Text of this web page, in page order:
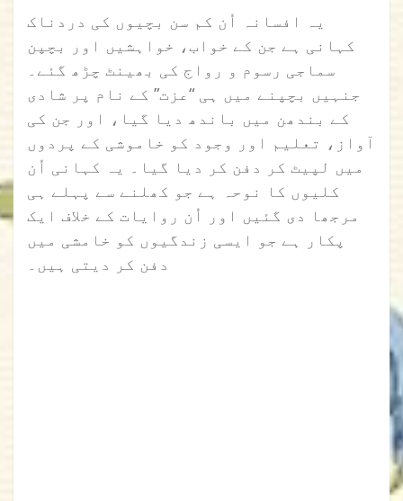
یہ افسانہ اُن کم سن بچیوں کی دردناک
کہانی ہے جن کے خواب، خواہشیں اور بچپن
سماجی رسوم و رواج کی بھینٹ چڑھ گئے۔
جنہیں بچپنے میں ہی “عزت” کے نام پر شادی
کے بندھن میں باندھ دیا گیا، اور جن کی
آواز، تعلیم اور وجود کو خاموشی کے پردوں
میں لپیٹ کر دفن کر دیا گیا۔ یہ کہانی اُن
کلیوں کا نوحہ ہے جو کھلنے سے پہلے ہی
مرجھا دی گئیں اور اُن روایات کے خلاف ایک
پکار ہے جو ایسی زندگیوں کو خامشی میں
دفن کر دیتی ہیں۔